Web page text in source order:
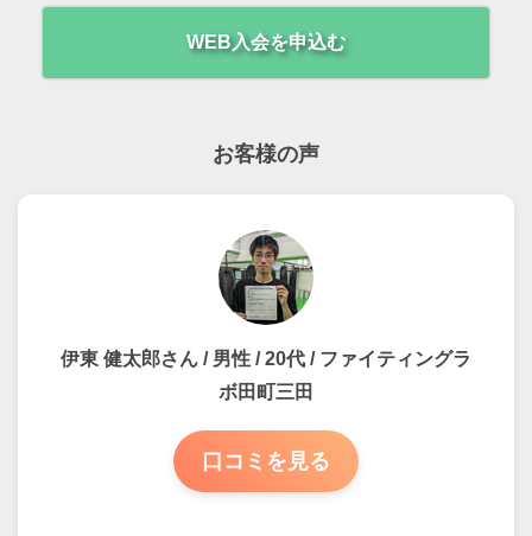
WEB入会を申込む
お客様の声
伊東 健太郎さん / 男性 / 20代 / ファイティングラ
ボ田町三田
口コミを見る